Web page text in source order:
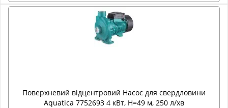
Поверхневий відцентровий Насос для свердловини
Aquatica 7752693 4 кВт, H=49 м, 250 л/хв